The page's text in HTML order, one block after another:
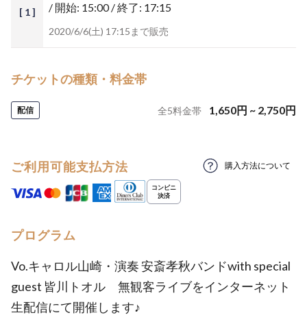
[ 1 ]
/ 開始: 15:00 / 終了: 17:15
2020/6/6(土) 17:15まで販売
チケットの種類・料金帯
配信 全5料金帯 1,650円 ~ 2,750円
ご利用可能支払方法 購入方法について
プログラム
Vo.キャロル山崎・演奏 安斎孝秋バンドwith special
guest 皆川トオル 無観客ライブをインターネット
生配信にて開催します♪